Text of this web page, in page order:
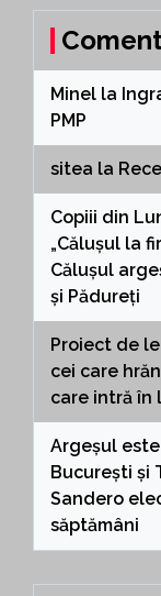
Minel la
PMP
sitea la
Copiii din
„Călușul la
Călușul
și Pădureți
Proiect de
cei care
care intră în
Argeșul
București și
Sandero
săptămâni